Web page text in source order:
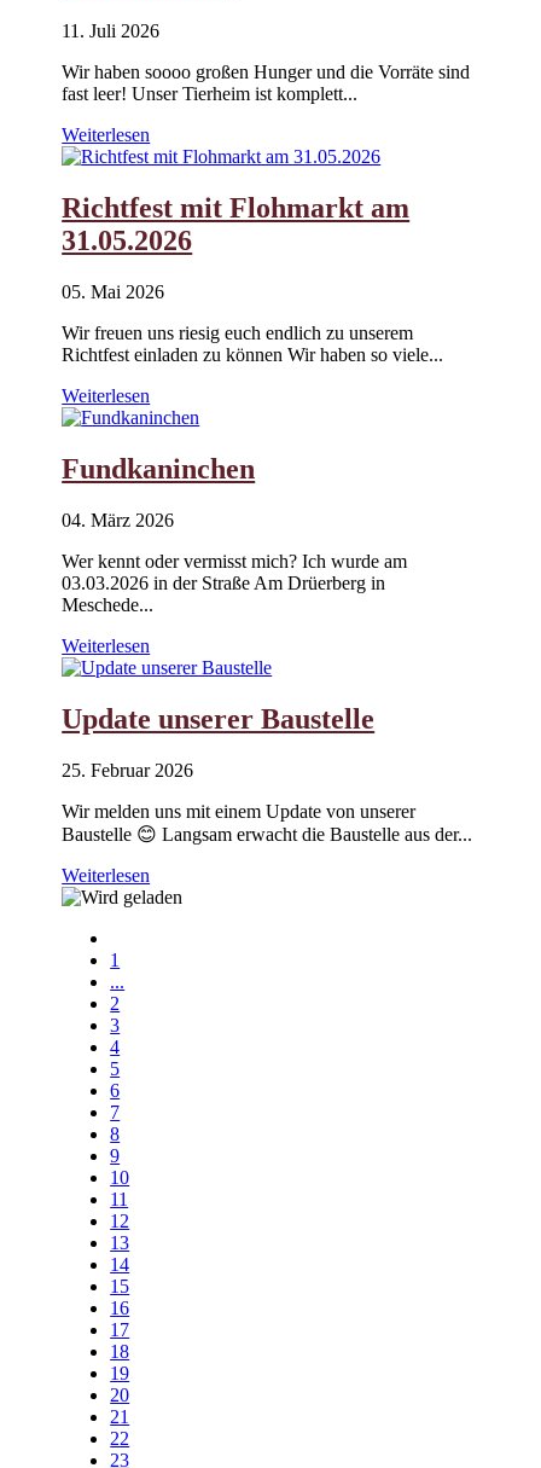
11. Juli 2026
Wir haben soooo großen Hunger und die Vorräte sind
fast leer! Unser Tierheim ist komplett...
Weiterlesen
Richtfest mit Flohmarkt am
31.05.2026
05. Mai 2026
Wir freuen uns riesig euch endlich zu unserem
Richtfest einladen zu können Wir haben so viele...
Weiterlesen
Fundkaninchen
04. März 2026
Wer kennt oder vermisst mich? Ich wurde am
03.03.2026 in der Straße Am Drüerberg in
Meschede...
Weiterlesen
Update unserer Baustelle
25. Februar 2026
Wir melden uns mit einem Update von unserer
Baustelle 😊 Langsam erwacht die Baustelle aus der...
Weiterlesen
1
...
2
3
4
5
6
7
8
9
10
11
12
13
14
15
16
17
18
19
20
21
22
23